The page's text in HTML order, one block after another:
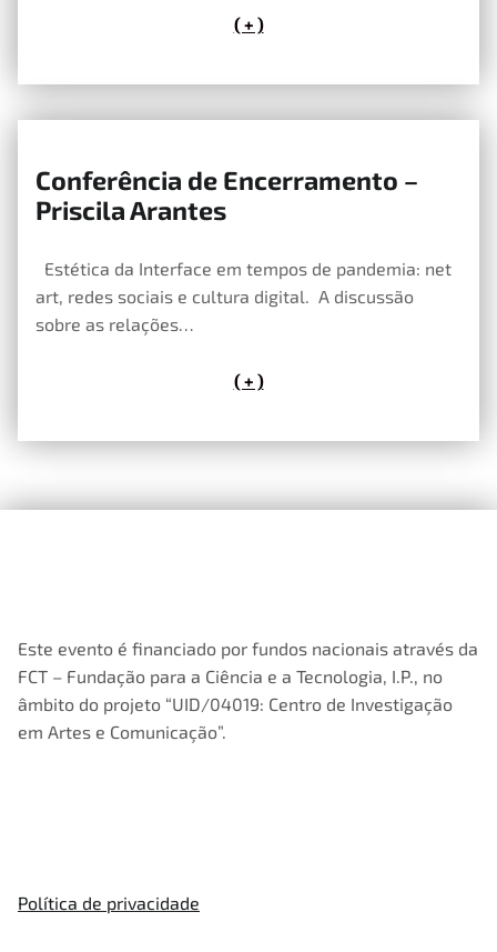
( + )
Conferência de Encerramento –
Priscila Arantes
Estética da Interface em tempos de pandemia: net
art, redes sociais e cultura digital. A discussão
sobre as relações…
( + )
1 de Maio, 2020
Este evento é financiado por fundos nacionais através da
FCT – Fundação para a Ciência e a Tecnologia, I.P., no
âmbito do projeto “UID/04019: Centro de Investigação
em Artes e Comunicação”.
Política de privacidade